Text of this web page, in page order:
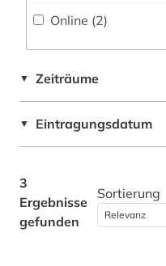
Pädagogik (1)
Physik (0)
Politologie (0)
Online (2)
▼ Zeiträume
▼ Eintragungsdatum
3
Ergebnisse
gefunden
Sortierung